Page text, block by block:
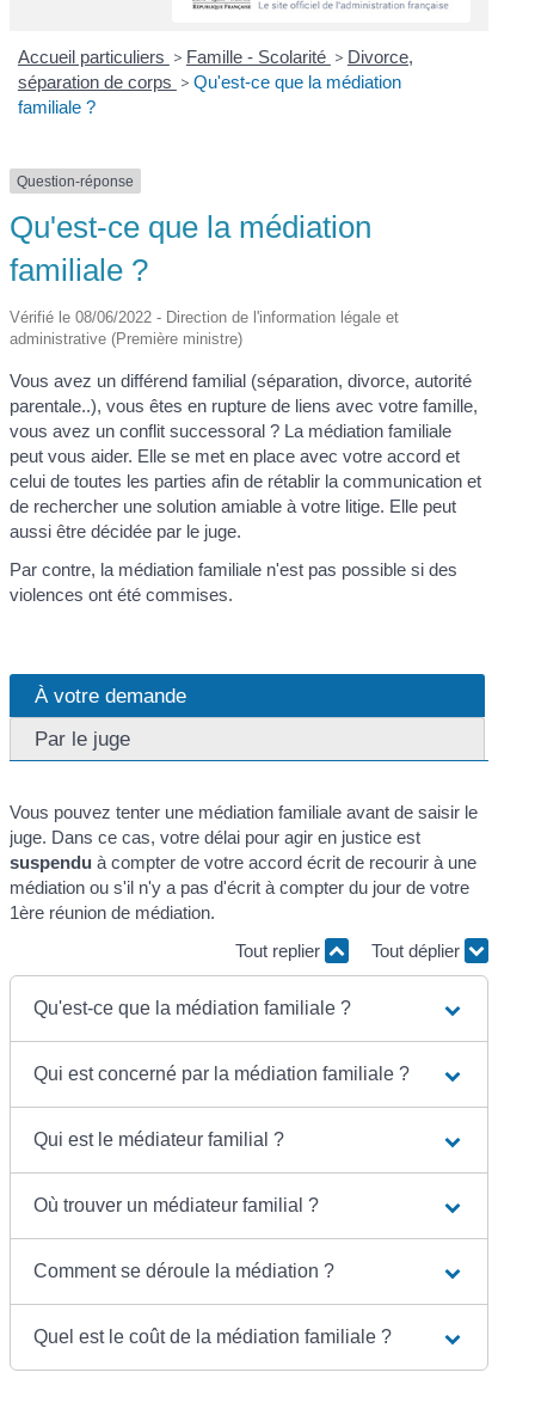
Accueil particuliers > Famille - Scolarité > Divorce,
séparation de corps > Qu'est-ce que la médiation
familiale ?
Question-réponse
Qu'est-ce que la médiation
familiale ?
Vérifié le 08/06/2022 - Direction de l'information légale et
administrative (Première ministre)
Vous avez un différend familial (séparation, divorce, autorité
parentale..), vous êtes en rupture de liens avec votre famille,
vous avez un conflit successoral ? La médiation familiale
peut vous aider. Elle se met en place avec votre accord et
celui de toutes les parties afin de rétablir la communication et
de rechercher une solution amiable à votre litige. Elle peut
aussi être décidée par le juge.
Par contre, la médiation familiale n'est pas possible si des
violences ont été commises.
À votre demande
Par le juge
Vous pouvez tenter une médiation familiale avant de saisir le
juge. Dans ce cas, votre délai pour agir en justice est
suspendu à compter de votre accord écrit de recourir à une
médiation ou s'il n'y a pas d'écrit à compter du jour de votre
1ère réunion de médiation.
Tout replier
Tout déplier
Qu'est-ce que la médiation familiale ?
Qui est concerné par la médiation familiale ?
Qui est le médiateur familial ?
Où trouver un médiateur familial ?
Comment se déroule la médiation ?
Quel est le coût de la médiation familiale ?